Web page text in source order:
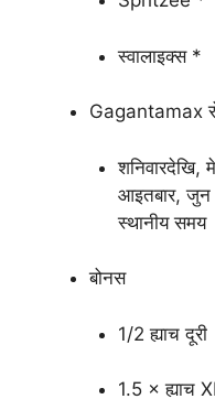
स्वालाइक्स *
Gagantamax
शनिवारदेखि,
आइतबार, जुन
स्थानीय समय
बोनस
1/2 ह्याच दूरी
1.5 × ह्याच